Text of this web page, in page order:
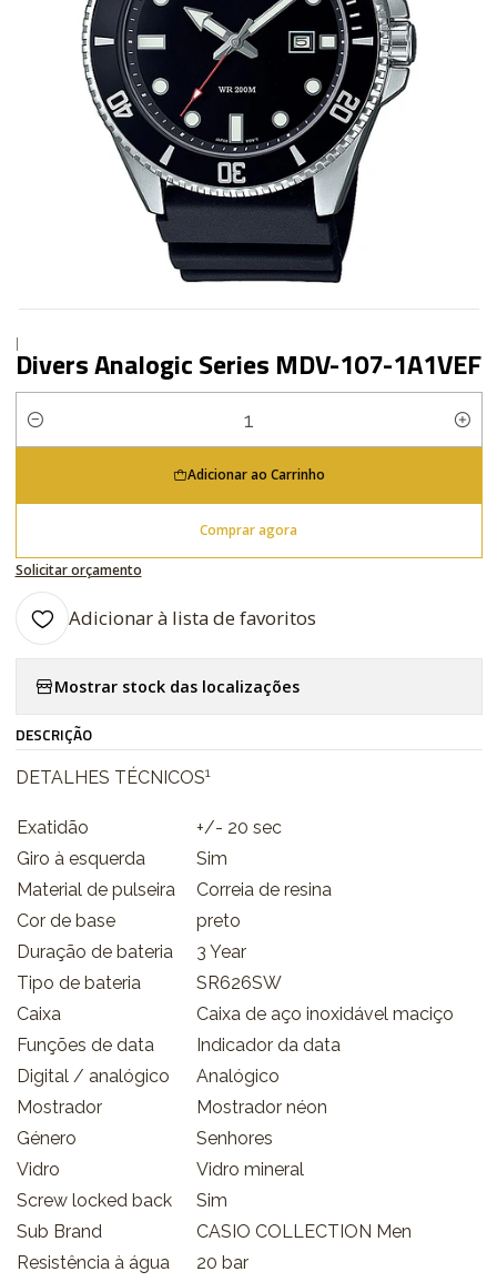
|
Divers Analogic Series MDV-107-1A1VEF
Quantidade
Adicionar ao Carrinho
Comprar agora
Solicitar orçamento
Adicionar à lista de favoritos
Mostrar stock das localizações
DESCRIÇÃO
DETALHES TÉCNICOS1
Exatidão
+/- 20 sec
Giro à esquerda
Sim
Material de pulseira
Correia de resina
Cor de base
preto
Duração de bateria
3 Year
Tipo de bateria
SR626SW
Caixa
Caixa de aço inoxidável maciço
Funções de data
Indicador da data
Digital / analógico
Analógico
Mostrador
Mostrador néon
Género
Senhores
Vidro
Vidro mineral
Screw locked back
Sim
Sub Brand
CASIO COLLECTION Men
Resistência à água
20 bar